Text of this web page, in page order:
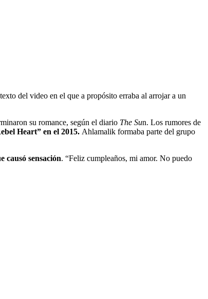
del video en el que a propósito erraba al arrojar a un
su romance, según el diario The Sun. Los rumores de
Heart” en el 2015. Ahlamalik formaba parte del grupo
causó sensación. “Feliz cumpleaños, mi amor. No puedo